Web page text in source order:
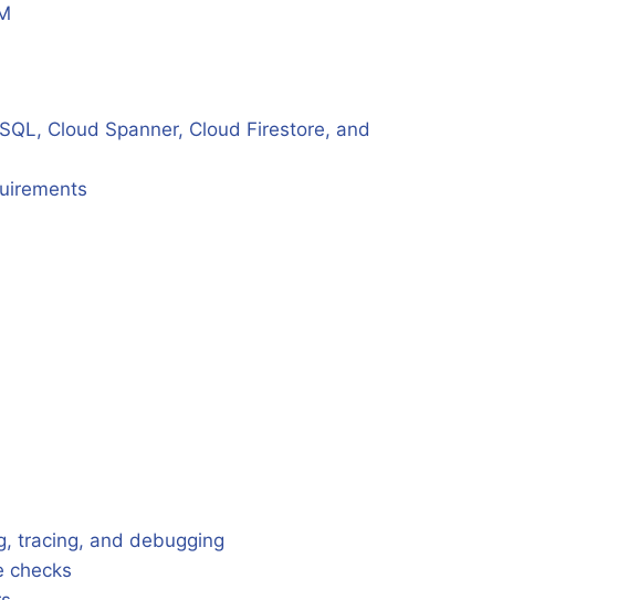
Cloud Spanner, Cloud Firestore, and
tracing, and debugging
checks